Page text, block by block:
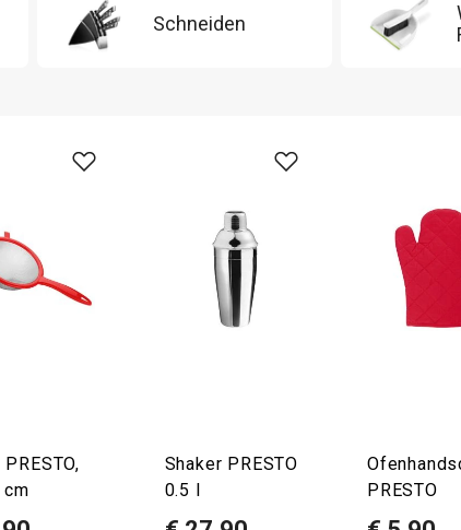
Schneiden
Shaker PRESTO
0.5 l
PRESTO